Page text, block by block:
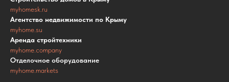
myhomesk.ru
Агентство недвижимости по Крыму
myhome.su
Аренда стройтехники
myhome.company
Отделочное оборудование
myhome.markets